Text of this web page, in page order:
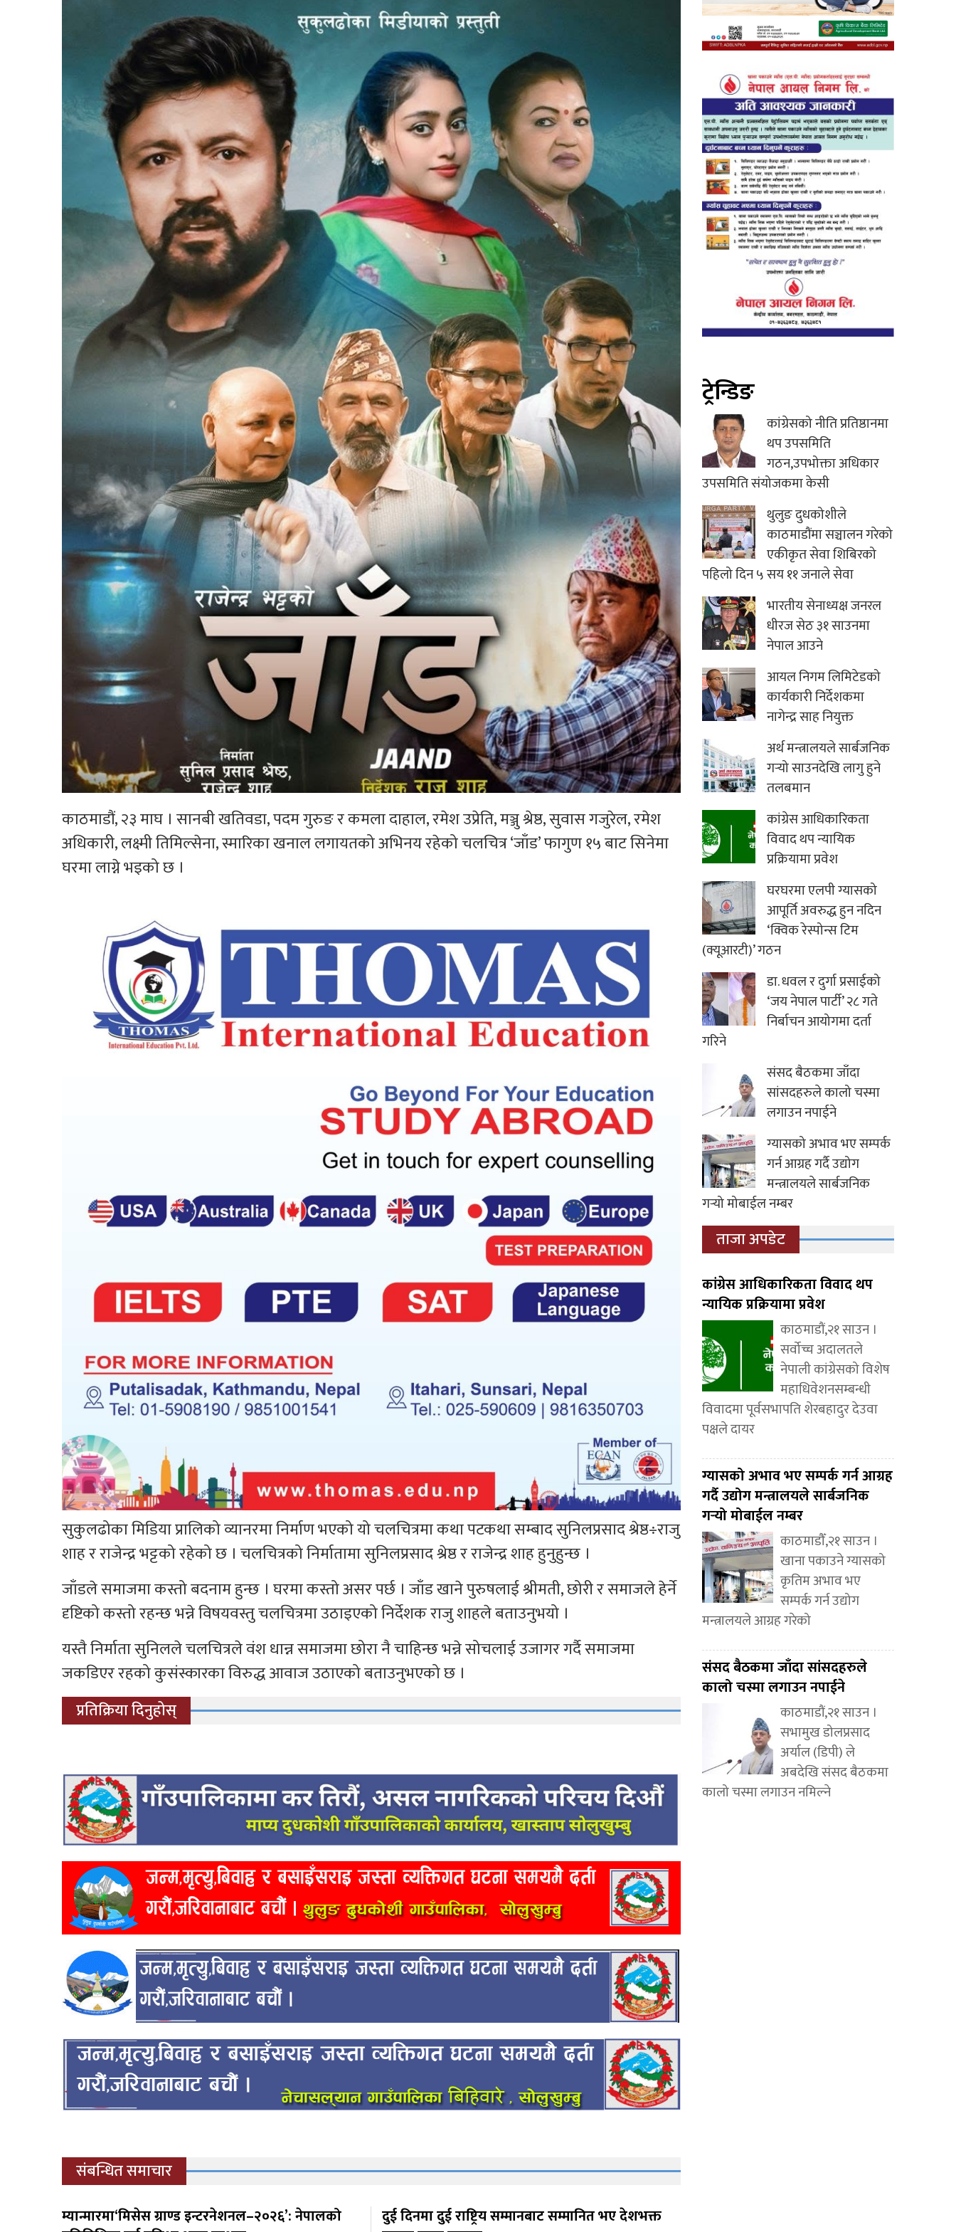
काठमाडौं, २३ माघ । सानबी खतिवडा, पदम गुरुङ र कमला दाहाल, रमेश उप्रेति, मञ्जु श्रेष्ठ, सुवास गजुरेल, रमेश
अधिकारी, लक्ष्मी तिमिल्सेना, स्मारिका खनाल लगायतको अभिनय रहेको चलचित्र ‘जाँड’ फागुण १५ बाट सिनेमा
घरमा लाग्ने भइको छ ।
सुकुलढोका मिडिया प्रालिको व्यानरमा निर्माण भएको यो चलचित्रमा कथा पटकथा सम्बाद सुनिलप्रसाद श्रेष्ठ÷राजु
शाह र राजेन्द्र भट्टको रहेको छ । चलचित्रको निर्मातामा सुनिलप्रसाद श्रेष्ठ र राजेन्द्र शाह हुनुहुन्छ ।
जाँडले समाजमा कस्तो बदनाम हुन्छ । घरमा कस्तो असर पर्छ । जाँड खाने पुरुषलाई श्रीमती, छोरी र समाजले हेर्ने
दृष्टिको कस्तो रहन्छ भन्ने विषयवस्तु चलचित्रमा उठाइएको निर्देशक राजु शाहले बताउनुभयो ।
यस्तै निर्माता सुनिलले चलचित्रले वंश धान्न समाजमा छोरा नै चाहिन्छ भन्ने सोचलाई उजागर गर्दै समाजमा
जकडिएर रहको कुसंस्कारका विरुद्ध आवाज उठाएको बताउनुभएको छ ।
प्रतिक्रिया दिनुहोस्
संबन्धित समाचार
म्यान्मारमा‘मिसेस ग्राण्ड इन्टरनेशनल–२०२६’: नेपालको
दुई दिनमा दुई राष्ट्रिय सम्मानबाट सम्मानित भए देशभक्त
ट्रेन्डिङ
कांग्रेसको नीति प्रतिष्ठानमा
थप उपसमिति
गठन,उपभोक्ता अधिकार
उपसमिति संयोजकमा केसी
थुलुङ दुधकोशीले
काठमाडौंमा सञ्चालन गरेको
एकीकृत सेवा शिबिरको
पहिलो दिन ५ सय ११ जनाले सेवा
भारतीय सेनाध्यक्ष जनरल
धीरज सेठ ३१ साउनमा
नेपाल आउने
आयल निगम लिमिटेडको
कार्यकारी निर्देशकमा
नागेन्द्र साह नियुक्त
अर्थ मन्त्रालयले सार्बजनिक
गर्‍यो साउनदेखि लागु हुने
तलबमान
कांग्रेस आधिकारिकता
विवाद थप न्यायिक
प्रक्रियामा प्रवेश
घरघरमा एलपी ग्यासको
आपूर्ति अवरुद्ध हुन नदिन
‘क्विक रेस्पोन्स टिम
(क्यूआरटी)’ गठन
डा. धवल र दुर्गा प्रसाईको
‘जय नेपाल पार्टी’ २८ गते
निर्बाचन आयोगमा दर्ता
गरिने
संसद बैठकमा जाँदा
सांसदहरुले कालो चस्मा
लगाउन नपाईने
ग्यासको अभाव भए सम्पर्क
गर्न आग्रह गर्दै उद्योग
मन्त्रालयले सार्बजनिक
गर्‍यो मोबाईल नम्बर
ताजा अपडेट
कांग्रेस आधिकारिकता विवाद थप
न्यायिक प्रक्रियामा प्रवेश
काठमाडौं,२१ साउन ।
सर्वोच्च अदालतले
नेपाली कांग्रेसको विशेष
महाधिवेशनसम्बन्धी
विवादमा पूर्वसभापति शेरबहादुर देउवा
पक्षले दायर
ग्यासको अभाव भए सम्पर्क गर्न आग्रह
गर्दै उद्योग मन्त्रालयले सार्बजनिक
गर्‍यो मोबाईल नम्बर
काठमाडौँ,२१ साउन ।
खाना पकाउने ग्यासको
कृतिम अभाव भए
सम्पर्क गर्न उद्योग
मन्त्रालयले आग्रह गरेको
संसद बैठकमा जाँदा सांसदहरुले
कालो चस्मा लगाउन नपाईने
काठमाडौं,२१ साउन ।
सभामुख डोलप्रसाद
अर्याल (डिपी) ले
अबदेखि संसद बैठकमा
कालो चस्मा लगाउन नमिल्ने